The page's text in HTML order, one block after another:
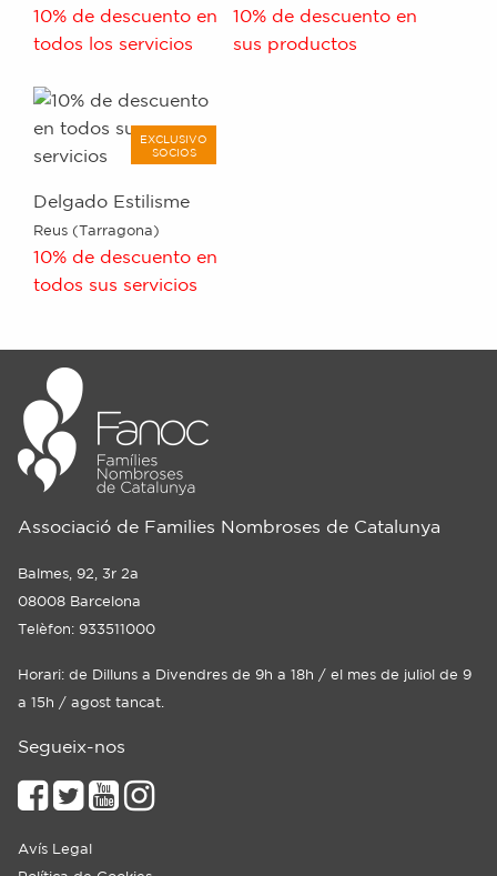
10% de descuento en
todos los servicios
10% de descuento en
sus productos
EXCLUSIVO
SOCIOS
Delgado Estilisme
Reus (Tarragona)
10% de descuento en
todos sus servicios
Associació de Families Nombroses de Catalunya
Balmes, 92, 3r 2a
08008 Barcelona
Telèfon: 933511000
Horari: de Dilluns a Divendres de 9h a 18h / el mes de juliol de 9
a 15h / agost tancat.
Segueix-nos
Avís Legal